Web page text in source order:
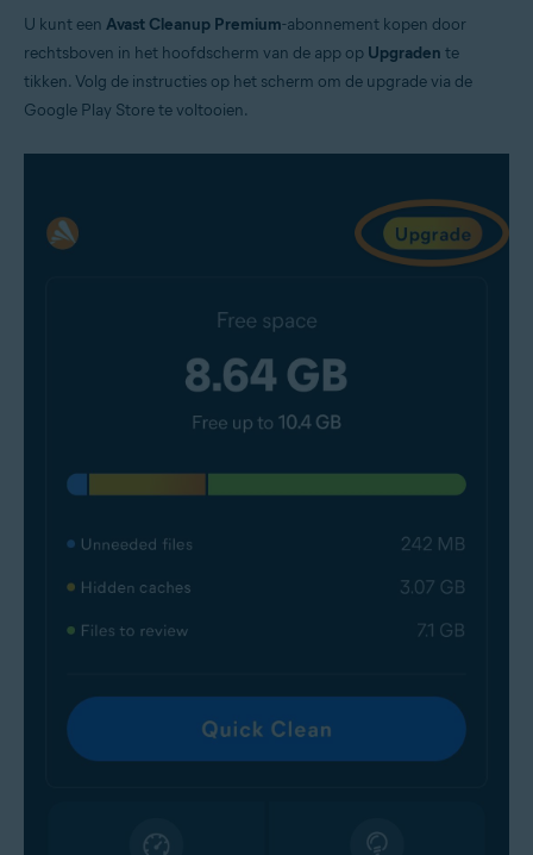
U kunt een Avast Cleanup Premium-abonnement kopen door
rechtsboven in het hoofdscherm van de app op Upgraden te
tikken. Volg de instructies op het scherm om de upgrade via de
Google Play Store te voltooien.